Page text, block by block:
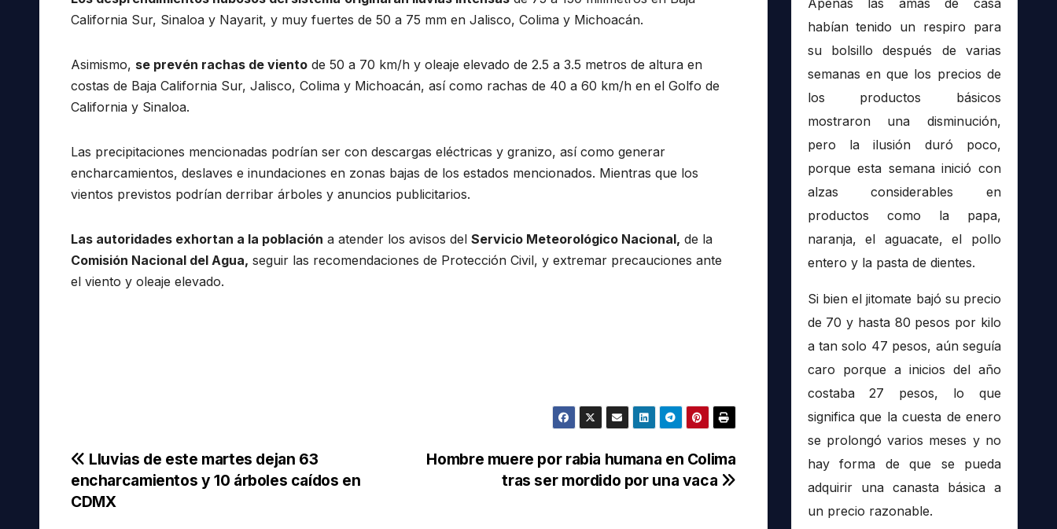
California Sur, Sinaloa y Nayarit, y muy fuertes de 50 a 75 mm en Jalisco, Colima y Michoacán.
Asimismo, se prevén rachas de viento de 50 a 70 km/h y oleaje elevado de 2.5 a 3.5 metros de altura en
costas de Baja California Sur, Jalisco, Colima y Michoacán, así como rachas de 40 a 60 km/h en el Golfo de
California y Sinaloa.
Las precipitaciones mencionadas podrían ser con descargas eléctricas y granizo, así como generar
encharcamientos, deslaves e inundaciones en zonas bajas de los estados mencionados. Mientras que los
vientos previstos podrían derribar árboles y anuncios publicitarios.
Las autoridades exhortan a la población a atender los avisos del Servicio Meteorológico Nacional, de la
Comisión Nacional del Agua, seguir las recomendaciones de Protección Civil, y extremar precauciones ante
el viento y oleaje elevado.
Navegación
de
Hombre muere por rabia humana en Colima
tras ser mordido por una vaca
Lluvias de este martes dejan 63
encharcamientos y 10 árboles caídos en
CDMX
Apenas las amas de casa
habían tenido un respiro para
su bolsillo después de varias
semanas en que los precios de
los productos básicos
mostraron una disminución,
pero la ilusión duró poco,
porque esta semana inició con
alzas considerables en
productos como la papa,
naranja, el aguacate, el pollo
entero y la pasta de dientes.
Si bien el jitomate bajó su precio
de 70 y hasta 80 pesos por kilo
a tan solo 47 pesos, aún seguía
caro porque a inicios del año
costaba 27 pesos, lo que
significa que la cuesta de enero
se prolongó varios meses y no
hay forma de que se pueda
adquirir una canasta básica a
un precio razonable.